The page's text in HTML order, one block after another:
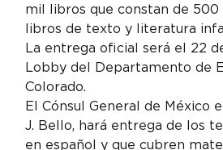
mil libros que constan de 500
libros de texto y literatura
La entrega oficial será el 22
Lobby del Departamento de
Colorado.
El Cónsul General de México
J. Bello, hará entrega de los
en español y que cubren